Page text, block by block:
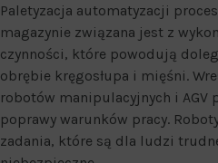
Paletyzacja automatyzacji
magazynie związana jest z
czynności, które powodują
obrębie kręgosłupa i mięśni.
robotów manipulacyjnych i AGV
poprawy warunków pracy.
zadania, które są dla ludzi